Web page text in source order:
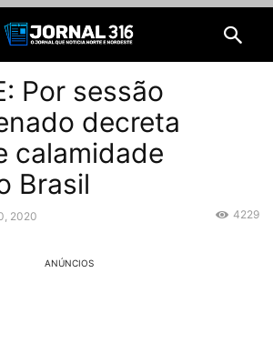
Por sessão
decreta
calamidade
Brasil
2020 4229
ANÚNCIOS